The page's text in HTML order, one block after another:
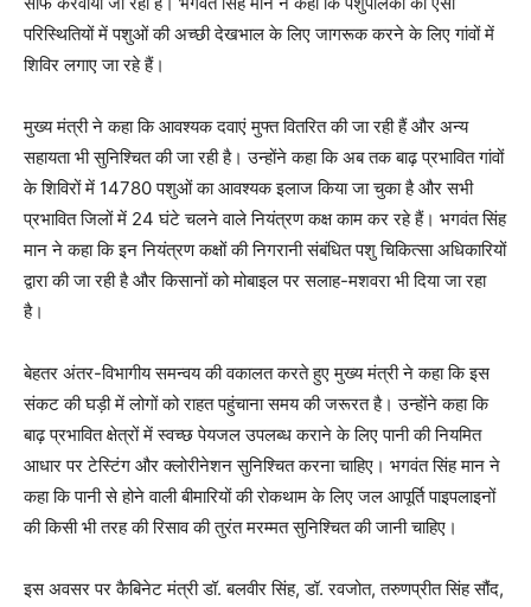
परिस्थितियों में पशुओं की अच्छी देखभाल के लिए जागरूक करने के लिए गांवों में
शिविर लगाए जा रहे हैं।
मुख्य मंत्री ने कहा कि आवश्यक दवाएं मुफ्त वितरित की जा रही हैं और अन्य
सहायता भी सुनिश्चित की जा रही है। उन्होंने कहा कि अब तक बाढ़ प्रभावित गांवों
के शिविरों में 14780 पशुओं का आवश्यक इलाज किया जा चुका है और सभी
प्रभावित जिलों में 24 घंटे चलने वाले नियंत्रण कक्ष काम कर रहे हैं। भगवंत सिंह
मान ने कहा कि इन नियंत्रण कक्षों की निगरानी संबंधित पशु चिकित्सा अधिकारियों
द्वारा की जा रही है और किसानों को मोबाइल पर सलाह-मशवरा भी दिया जा रहा
है।
बेहतर अंतर-विभागीय समन्वय की वकालत करते हुए मुख्य मंत्री ने कहा कि इस
संकट की घड़ी में लोगों को राहत पहुंचाना समय की जरूरत है। उन्होंने कहा कि
बाढ़ प्रभावित क्षेत्रों में स्वच्छ पेयजल उपलब्ध कराने के लिए पानी की नियमित
आधार पर टेस्टिंग और क्लोरीनेशन सुनिश्चित करना चाहिए। भगवंत सिंह मान ने
कहा कि पानी से होने वाली बीमारियों की रोकथाम के लिए जल आपूर्ति पाइपलाइनों
की किसी भी तरह की रिसाव की तुरंत मरम्मत सुनिश्चित की जानी चाहिए।
इस अवसर पर कैबिनेट मंत्री डॉ. बलवीर सिंह, डॉ. रवजोत, तरुणप्रीत सिंह सौंद,